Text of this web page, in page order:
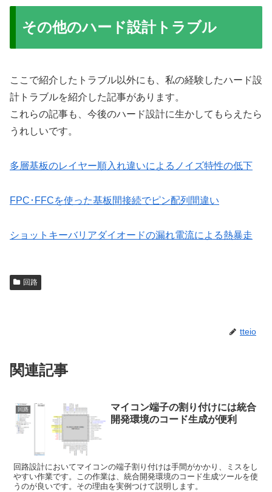
その他のハード設計トラブル
ここで紹介したトラブル以外にも、私の経験したハード設
計トラブルを紹介した記事があります。
これらの記事も、今後のハード設計に生かしてもらえたら
うれしいです。
多層基板のレイヤー順入れ違いによるノイズ特性の低下
FPC･FFCを使った基板間接続でピン配列間違い
ショットキーバリアダイオードの漏れ電流による熱暴走
回路
tteio
関連記事
回路
マイコン端子の割り付けには統合
開発環境のコード生成が便利
回路設計においてマイコンの端子割り付けは手間がかかり、ミスをし
やすい作業です。この作業は、統合開発環境のコード生成ツールを使
うのが良いです。その理由を実例つけて説明します。